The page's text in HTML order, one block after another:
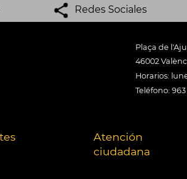
Redes Sociales
Plaça de
46002
Horarios:
Teléfono: 963
Atención
ciudadana